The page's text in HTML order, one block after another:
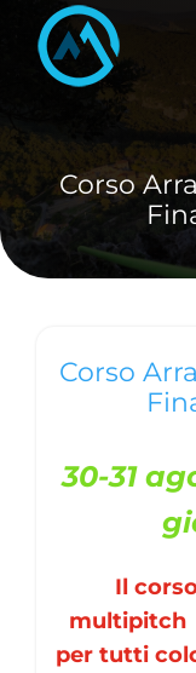
content
Corso
Corso
30-31
Il
multipitch
per tutti